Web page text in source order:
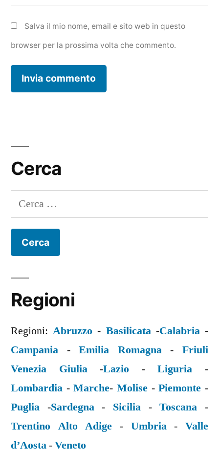
Salva il mio nome, email e sito web in questo
browser per la prossima volta che commento.
Cerca
Ricerca
per:
Regioni
Regioni:Abruzzo - Basilicata-Calabria-
Campania -Emilia Romagna-Friuli
Venezia Giulia-Lazio -Liguria -
Lombardia -Marche-Molise -Piemonte -
Puglia -Sardegna- Sicilia -Toscana -
Trentino Alto Adige - Umbria-Valle
d’Aosta-Veneto